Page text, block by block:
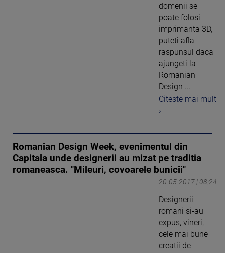
domenii se
poate folosi
imprimanta 3D,
puteti afla
raspunsul daca
ajungeti la
Romanian
Design ...
Citeste mai mult
›
Romanian Design Week, evenimentul din
Capitala unde designerii au mizat pe traditia
romaneasca. "Mileuri, covoarele bunicii"
20-05-2017 | 08:24
Designerii
romani si-au
expus, vineri,
cele mai bune
creatii de